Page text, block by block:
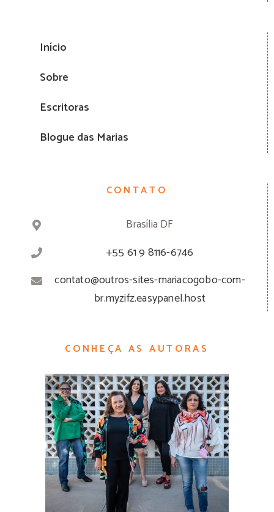
Início
Sobre
Escritoras
Blogue das Marias
CONTATO
Brasília DF
+55 61 9 8116-6746
contato@outros-sites-mariacogobo-com-
br.myzifz.easypanel.host
CONHEÇA AS AUTORAS